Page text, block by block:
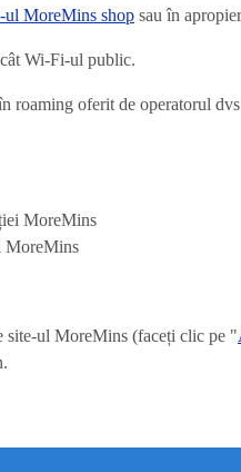
ul MoreMins shop sau în
Wi-Fi-ul public.
roaming oferit de operatorul
MoreMins
MoreMins
site-ul MoreMins (faceți clic pe "